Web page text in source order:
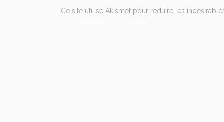
Ce site utilise Akismet pour réduire les